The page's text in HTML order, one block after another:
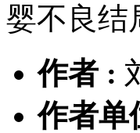
婴不良结
作者 :
作者单